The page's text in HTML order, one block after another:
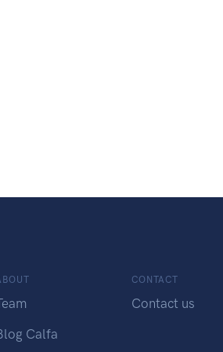
Calfa
CONTACT
Contact us